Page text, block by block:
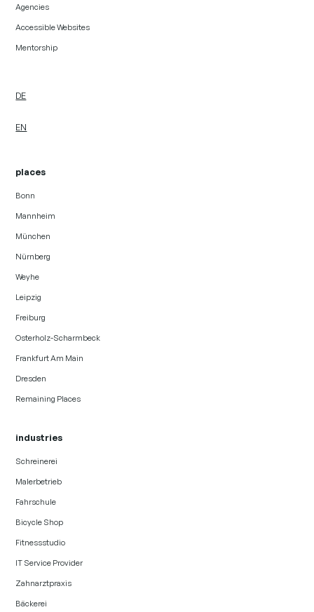
Agencies
Accessible Websites
Mentorship
DE
EN
places
Bonn
Mannheim
München
Nürnberg
Weyhe
Leipzig
Freiburg
Osterholz-Scharmbeck
Frankfurt Am Main
Dresden
Remaining Places
industries
Schreinerei
Malerbetrieb
Fahrschule
Bicycle Shop
Fitnessstudio
IT Service Provider
Zahnarztpraxis
Bäckerei